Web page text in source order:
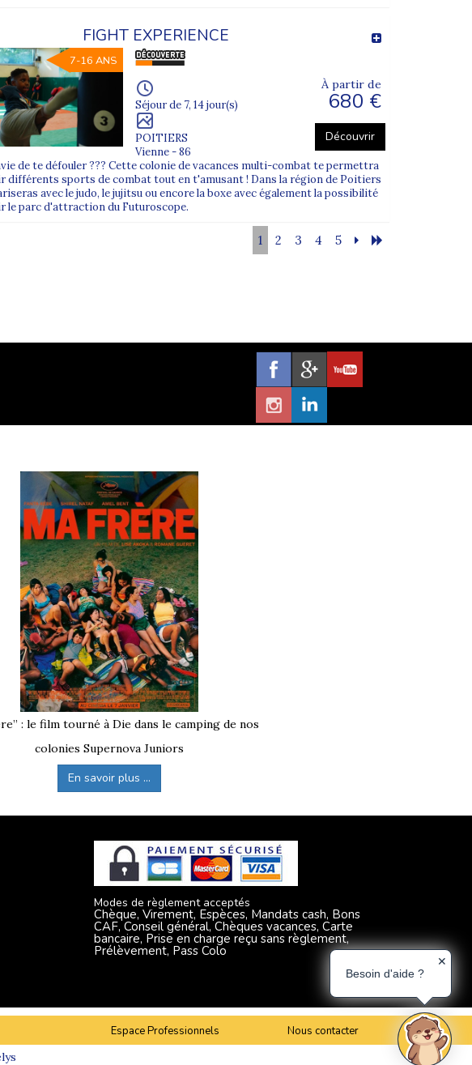
Juniors ?
dates.
au
départ pour un départ serein.
lors des correspondances et transferts.
?
retouret l’accompagnement
réservation.
fiches programmes.
les options de départ au moment du choix du séjour.
FIGHT EXPERIENCE
7-16 ANS
Séjour de 7, 14 jour(s)
POITIERS
Vienne - 86
À partir de
680 €
Découvrir
de te défouler ??? Cette colonie de vacances multi-combat te permettra
différents sports de combat tout en t'amusant ! Dans la région de Poitiers
avec le judo, le jujitsu ou encore la boxe avec également la possibilité
le parc d'attraction du Futuroscope.
1 2 3 4 5
: le film tourné à Die dans le camping de nos
colonies Supernova Juniors
En savoir plus ...
Modes de règlement acceptés
Chèque, Virement, Espèces, Mandats cash, Bons
CAF, Conseil général, Chèques vacances, Carte
bancaire, Prise en charge reçu sans règlement,
Prélèvement, Pass Colo
Espace Professionnels
Nous contacter
Besoin d'aide ?
✕